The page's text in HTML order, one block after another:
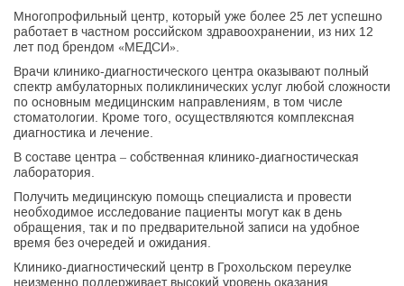
Многопрофильный центр, который уже более 25 лет успешно
работает в частном российском здравоохранении, из них 12
лет под брендом «МЕДСИ».
Врачи клинико-диагностического центра оказывают полный
спектр амбулаторных поликлинических услуг любой сложности
по основным медицинским направлениям, в том числе
стоматологии. Кроме того, осуществляются комплексная
диагностика и лечение.
В составе центра – собственная клинико-диагностическая
лаборатория.
Получить медицинскую помощь специалиста и провести
необходимое исследование пациенты могут как в день
обращения, так и по предварительной записи на удобное
время без очередей и ожидания.
Клинико-диагностический центр в Грохольском переулке
неизменно поддерживает высокий уровень оказания